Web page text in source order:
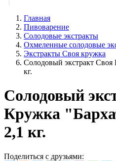
Главная
Пивоварение
Солодовые экстракты
Охмеленные солодовые
Экстракты Своя кружка
Солодовый экстракт
кг.
Солодовый
Кружка
2,1 кг.
Поделиться с друзьями: